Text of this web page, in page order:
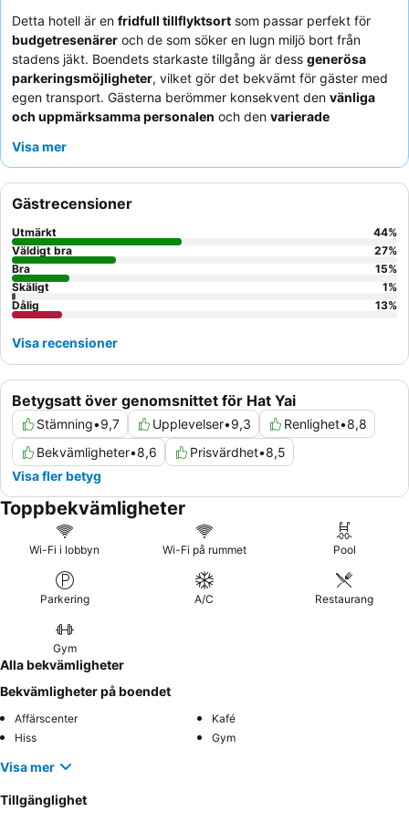
Detta hotell är en fridfull tillflyktsort som passar perfekt för
budgetresenärer och de som söker en lugn miljö bort från
stadens jäkt. Boendets starkaste tillgång är dess generösa
parkeringsmöjligheter, vilket gör det bekvämt för gäster med
egen transport. Gästerna berömmer konsekvent den vänliga
och uppmärksamma personalen och den varierade
och lokala thailändska rätter. För en lugnare upplevelse, överväg
störande ljud.
Visa mer
Betygsatt över genomsnittet för Hat Yai
Stämning•9,7 Upplevelser•9,3 Renlighet•8,8
Bekvämligheter•8,6 Prisvärdhet•8,5
Visa fler betyg
Gästrecensioner
Utmärkt 44%
Väldigt bra
27%
Bra
15%
Skäligt
1%
Dålig
13%
Visa recensioner
Toppbekvämligheter
Wi-Fi i lobbyn Wi-Fi på rummet Pool
Parkering A/C Restaurang
Gym
Alla bekvämligheter
Bekvämligheter på boendet
Affärscenter
Kafé
Hiss
Gym
Visa mer
Tillgänglighet